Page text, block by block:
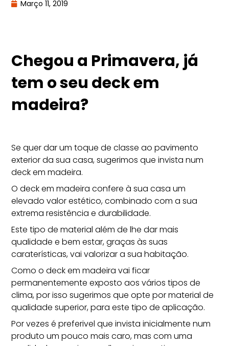
Março 11, 2019
Chegou a Primavera, já
tem o seu deck em
madeira?
Se quer dar um toque de classe ao pavimento
exterior da sua casa, sugerimos que invista num
deck em madeira.
O deck em madeira confere à sua casa um
elevado valor estético, combinado com a sua
extrema resistência e durabilidade.
Este tipo de material além de lhe dar mais
qualidade e bem estar, graças às suas
caraterísticas, vai valorizar a sua habitação.
Como odeck em madeira vai ficar
permanentemente exposto aos vários tipos de
clima, por isso sugerimos que opte por material de
qualidade superior, para este tipo de aplicação.
Por vezes é preferivel que invista inicialmente num
produto um pouco mais caro, mas com uma